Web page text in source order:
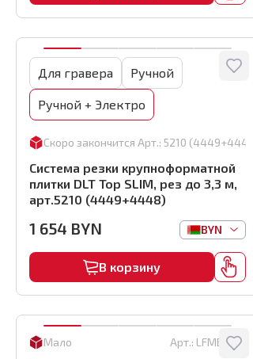
Для гравера Ручной
Ручной + Электро
Скоро закончится Арт.: 5210 (4449+4448)
Система резки крупноформатной
плитки DLT Top SLIM, рез до 3,3 м,
арт.5210 (4449+4448)
1 654 BYN BYN
В корзину
Мало Арт.: LFMBF-BS